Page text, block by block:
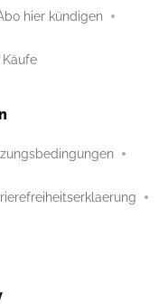
hier kündigen